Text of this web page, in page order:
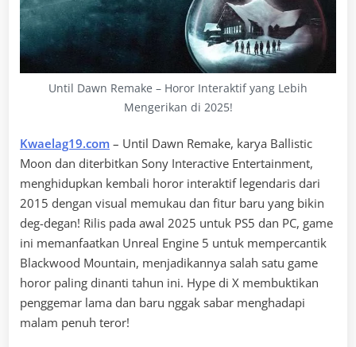
Until Dawn Remake – Horor Interaktif yang Lebih
Mengerikan di 2025!
Kwaelag19.com – Until Dawn Remake, karya Ballistic
Moon dan diterbitkan Sony Interactive Entertainment,
menghidupkan kembali horor interaktif legendaris dari
2015 dengan visual memukau dan fitur baru yang bikin
deg-degan! Rilis pada awal 2025 untuk PS5 dan PC, game
ini memanfaatkan Unreal Engine 5 untuk mempercantik
Blackwood Mountain, menjadikannya salah satu game
horor paling dinanti tahun ini. Hype di X membuktikan
penggemar lama dan baru nggak sabar menghadapi
malam penuh teror!